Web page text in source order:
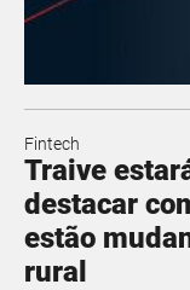
Fintech
Traive
destacar
estão
rural